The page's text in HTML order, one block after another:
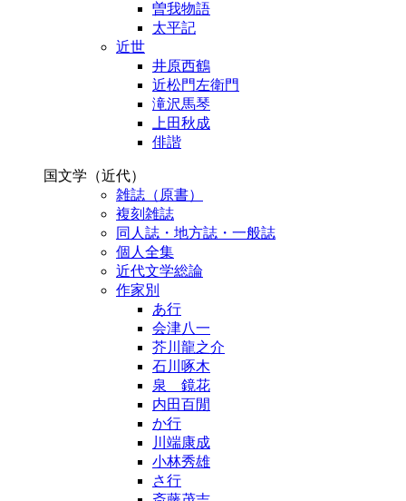
曽我物語
太平記
近世
井原西鶴
近松門左衛門
滝沢馬琴
上田秋成
俳諧
国文学（近代）
雑誌（原書）
複刻雑誌
同人誌・地方誌・一般誌
個人全集
近代文学総論
作家別
あ行
会津八一
芥川龍之介
石川啄木
泉 鏡花
内田百閒
か行
川端康成
小林秀雄
さ行